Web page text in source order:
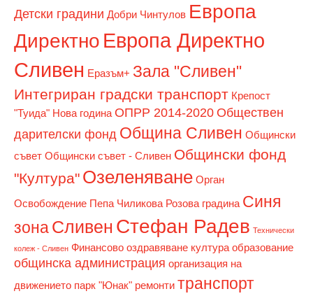
Детски градини Добри Чинтулов Европа
Директно Европа Директно
Сливен Еразъм+ Зала "Сливен"
Интегриран градски транспорт Крепост
"Туида" Нова година ОПРР 2014-2020 Обществен
дарителски фонд Община Сливен Общински
съвет Общински съвет - Сливен Общински фонд
"Култура" Озеленяване Орган
Освобождение Пепа Чиликова Розова градина Синя
зонаСливен Стефан Радев Технически
колеж - Сливен Финансово оздравяване култура образование
общинска администрация организация на
движението парк "Юнак" ремонти транспорт